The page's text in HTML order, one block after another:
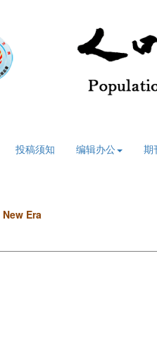
投稿须知 编辑办公 期
Era